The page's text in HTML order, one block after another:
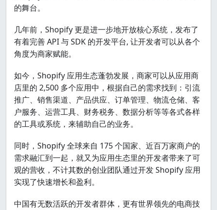
的舞台。
几年前，Shopify 更是进一步地开放核心系统，发布了
有着完善 API 与 SDK 的开发平台, 让开发者可以从各个
角度为商家赋能。
如今，Shopify 应用生态蓬勃发展，商家可以从应用商
店里的 2,500 多个应用中，根据自己的需求找到：引流
推广、销售渠道、产品供应、订单管理、物流仓储、客
户服务、运营工具、财务税务、数据分析等等各式各样
的工具或系统，来辅助自己的业务。
同时，Shopify 全球来自 175 个国家、近百万家商户的
需求融汇到一起，就又为应用生态里的开发者带来了可
观的营收，不计其数的创业团队通过开发 Shopify 应用
实现了快速增长和盈利。
中国有无数活跃的开发者群体，更有世界领先的电商技